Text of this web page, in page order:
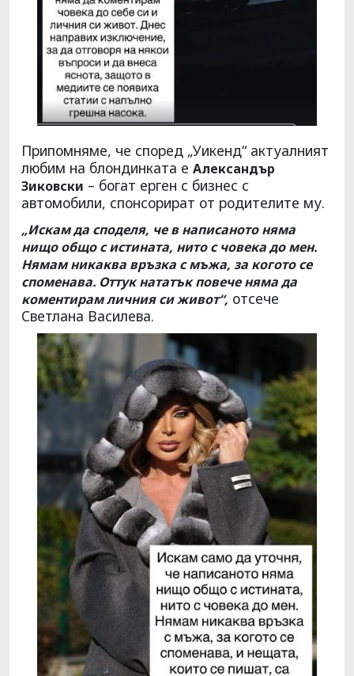
Припомняме, че според „Уикенд“ актуалният
любим на блондинката е Александър
Зиковски – богат ерген с бизнес с
автомобили, спонсорират от родителите му.
„Искам да споделя, че в написаното няма
нищо общо с истината, нито с човека до мен.
Нямам никаква връзка с мъжа, за когото се
споменава. Оттук нататък повече няма да
коментирам личния си живот“, отсече
Светлана Василева.